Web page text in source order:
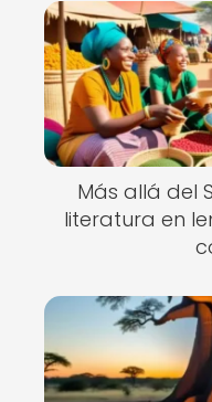
Más allá del
literatura en